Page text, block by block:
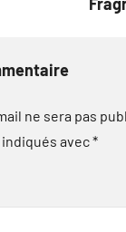
ne sera pas
avec*